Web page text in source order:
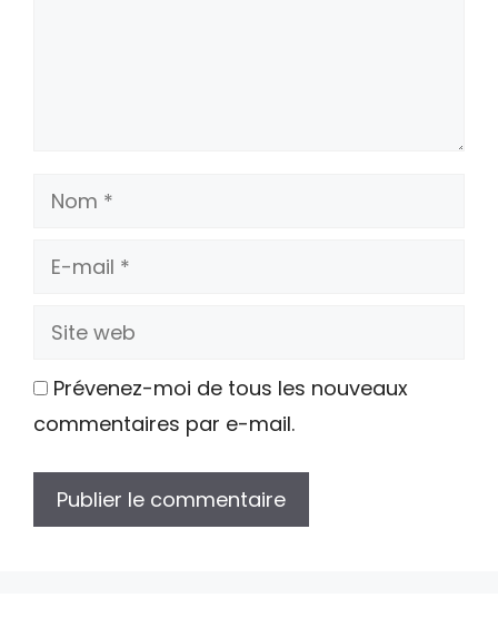
Nom
E-
Site
Prévenez-moi de tous les nouveaux
commentaires par e-mail.